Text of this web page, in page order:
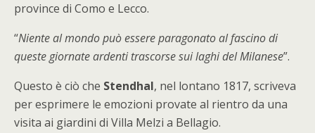
province di Como e Lecco.
“Niente al mondo può essere paragonato al fascino di
queste giornate ardenti trascorse sui laghi del Milanese”.
Questo è ciò che Stendhal, nel lontano 1817, scriveva
per esprimere le emozioni provate al rientro da una
visita ai giardini di Villa Melzi a Bellagio.